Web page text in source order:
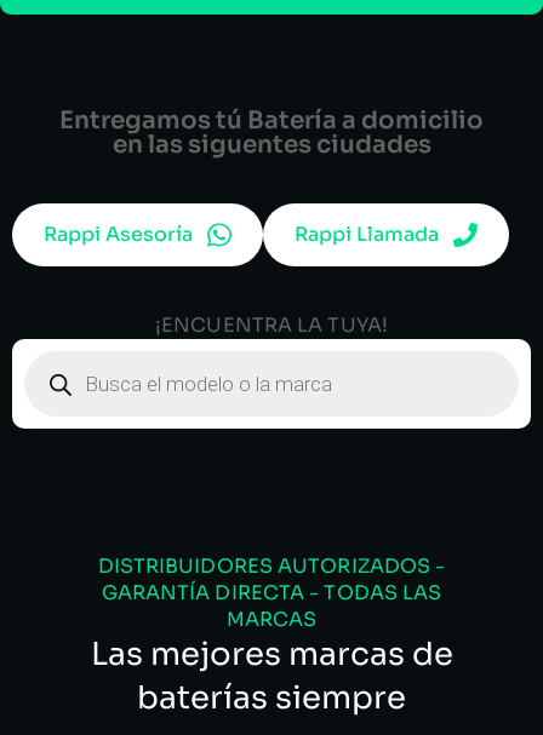
Entregamos tú Batería a domicilio
en las siguentes ciudades
Rappi Asesoría Rappi Llamada
¡ENCUENTRA LA TUYA!
DISTRIBUIDORES AUTORIZADOS -
GARANTÍA DIRECTA - TODAS LAS
MARCAS
Las mejores marcas de
baterías siempre